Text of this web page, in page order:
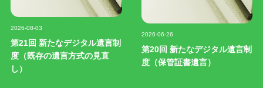
2026-08-03
第21回 新たなデジタル遺言制
度（既存の遺言方式の見直
し）
2026-06-26
第20回 新たなデジタル遺言制
度（保管証書遺言）